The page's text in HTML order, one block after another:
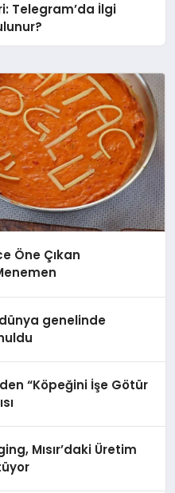
Telegram’da İlgi
Öne Çıkan
genelinde
“Köpeğini İşe Götür
Mısır’daki Üretim